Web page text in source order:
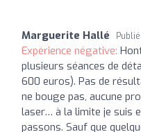
Marguerite Hallé
Expérience négative:
plusieurs séances de
600 euros). Pas de
ne bouge pas, aucune
laser… à la limite je suis
passons. Sauf que